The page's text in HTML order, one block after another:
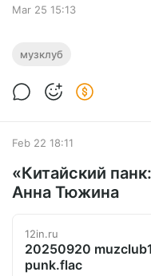
Mar 25 15:13
«Все песни
музклуб
Feb 22 18:11
«Китайский
Анна Тюжина
12in.ru
20250920
punk.flac